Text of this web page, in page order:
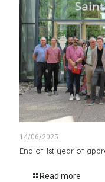
14/06/2025
End of 1st year of
Read more